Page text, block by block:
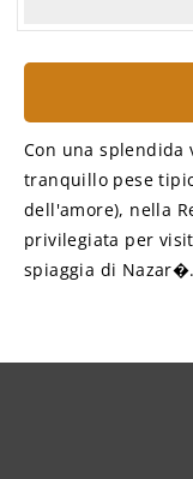
Con una splendida
tranquillo pese
dell'amore), nella
privilegiata per
spiaggia di